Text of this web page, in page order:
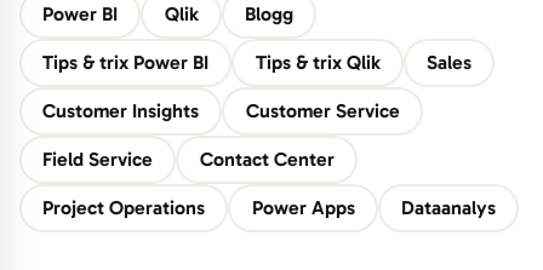
Power BI Qlik Blogg
Tips & trix Power BI Tips & trix Qlik Sales
Customer Insights Customer Service
Field Service Contact Center
Project Operations Power Apps Dataanalys